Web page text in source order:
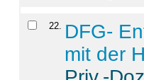
22
DFG-
mit der